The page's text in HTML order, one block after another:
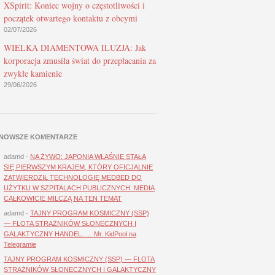
XSpirit: Koniec wojny o częstotliwości i
początek otwartego kontaktu z obcymi
02/07/2026
WIELKA DIAMENTOWA ILUZJA: Jak
korporacja zmusiła świat do przepłacania za
zwykłe kamienie
29/06/2026
KOMENTARZE
adamd - NA ŻYWO: JAPONIA WŁAŚNIE STAŁA
SIĘ PIERWSZYM KRAJEM, KTÓRY OFICJALNIE
ZATWIERDZIŁ TECHNOLOGIĘ MEDBED DO
UŻYTKU W SZPITALACH PUBLICZNYCH. MEDIA
CAŁKOWICIE MILCZĄ NA TEN TEMAT
adamd - TAJNY PROGRAM KOSMICZNY (SSP)
— FLOTA STRAŻNIKÓW SŁONECZNYCH I
GALAKTYCZNY HANDEL. … Mr. KidPool na
Telegramie
TAJNY PROGRAM KOSMICZNY (SSP) — FLOTA
STRAŻNIKÓW SŁONECZNYCH I GALAKTYCZNY